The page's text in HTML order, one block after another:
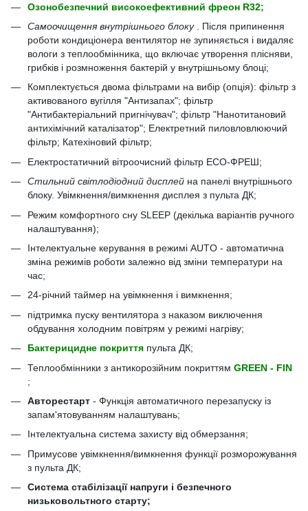
Озонобезпечний високоефективний фреон R32;
Самоочищення внутрішнього блоку. Після припинення
роботи кондиціонера вентилятор не зупиняється і видаляє
вологи з теплообмінника, що включає утворення плісняви,
грибків і розмноження бактерій у внутрішньому блоці;
Комплектується двома фільтрами на вибір (опція): фільтр з
активованого вугілля "Антизапах"; фільтр
"Антибактеріальний пригнічувач"; фільтр "Нанотитановий
антихімічний каталізатор"; Електретний пиловловлюючий
фільтр; Катехіновий фільтр;
Електростатичний вітроочисний фільтр ЕСО-ФРЕШ;
Стильний світлодіодний дисплей на панелі внутрішнього
блоку. Увімкнення/вимкнення дисплея з пульта ДК;
Режим комфортного сну SLEEP (декілька варіантів ручного
налаштування);
Інтелектуальне керування в режимі AUTO - автоматична
зміна режимів роботи залежно від зміни температури на
час;
24-річний таймер на увімкнення і вимкнення;
підтримка пуску вентилятора з наказом виключення
обдування холодним повітрям у режимі нагріву;
Бактерицидне покриття пульта ДК;
Теплообмінники з антикорозійним покриттям GREEN - FIN
;
Авторестарт - Функція автоматичного перезапуску із
запам'ятовуванням налаштувань;
Інтелектуальна система захисту від обмерзання;
Примусове увімкнення/вимкнення функції розморожування
з пульта ДК;
Система стабілізації напруги і безпечного
низьковольтного старту;